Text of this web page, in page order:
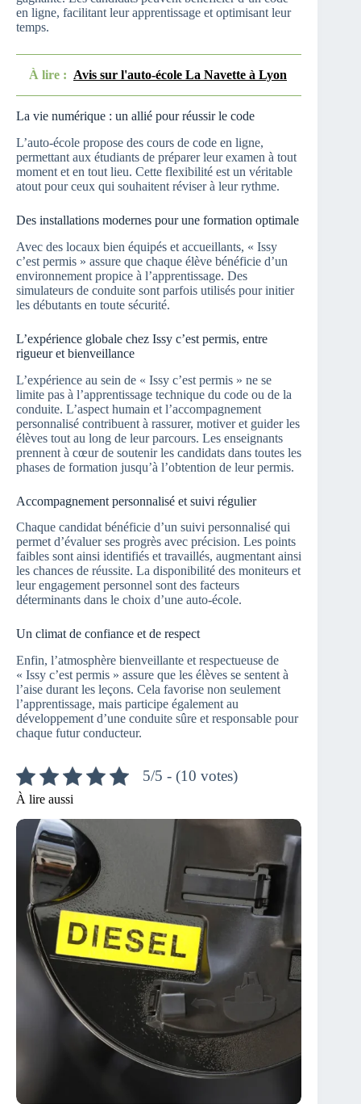
en ligne, facilitant leur apprentissage et optimisant leur
temps.
À lire : Avis sur l'auto-école La Navette à Lyon
La vie numérique : un allié pour réussir le code
L’auto-école propose des cours de code en ligne,
permettant aux étudiants de préparer leur examen à tout
moment et en tout lieu. Cette flexibilité est un véritable
atout pour ceux qui souhaitent réviser à leur rythme.
Des installations modernes pour une formation optimale
Avec des locaux bien équipés et accueillants, « Issy
c’est permis » assure que chaque élève bénéficie d’un
environnement propice à l’apprentissage. Des
simulateurs de conduite sont parfois utilisés pour initier
les débutants en toute sécurité.
L’expérience globale chez Issy c’est permis, entre
rigueur et bienveillance
L’expérience au sein de « Issy c’est permis » ne se
limite pas à l’apprentissage technique du code ou de la
conduite. L’aspect humain et l’accompagnement
personnalisé contribuent à rassurer, motiver et guider les
élèves tout au long de leur parcours. Les enseignants
prennent à cœur de soutenir les candidats dans toutes les
phases de formation jusqu’à l’obtention de leur permis.
Accompagnement personnalisé et suivi régulier
Chaque candidat bénéficie d’un suivi personnalisé qui
permet d’évaluer ses progrès avec précision. Les points
faibles sont ainsi identifiés et travaillés, augmentant ainsi
les chances de réussite. La disponibilité des moniteurs et
leur engagement personnel sont des facteurs
déterminants dans le choix d’une auto-école.
Un climat de confiance et de respect
Enfin, l’atmosphère bienveillante et respectueuse de
« Issy c’est permis » assure que les élèves se sentent à
l’aise durant les leçons. Cela favorise non seulement
l’apprentissage, mais participe également au
développement d’une conduite sûre et responsable pour
chaque futur conducteur.
5/5 - (10 votes)
À lire aussi